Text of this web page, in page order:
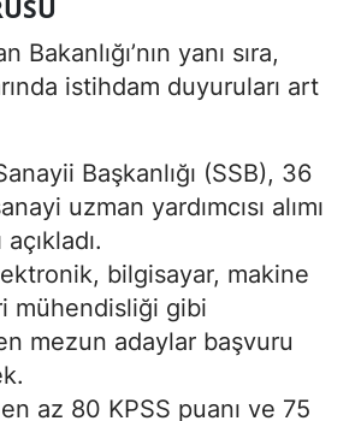
Bakanlığı’nın yanı sıra,
istihdam duyuruları art
Başkanlığı (SSB), 36
uzman yardımcısı alımı
bilgisayar, makine
mühendisliği gibi
mezun adaylar başvuru
az 80 KPSS puanı ve 75